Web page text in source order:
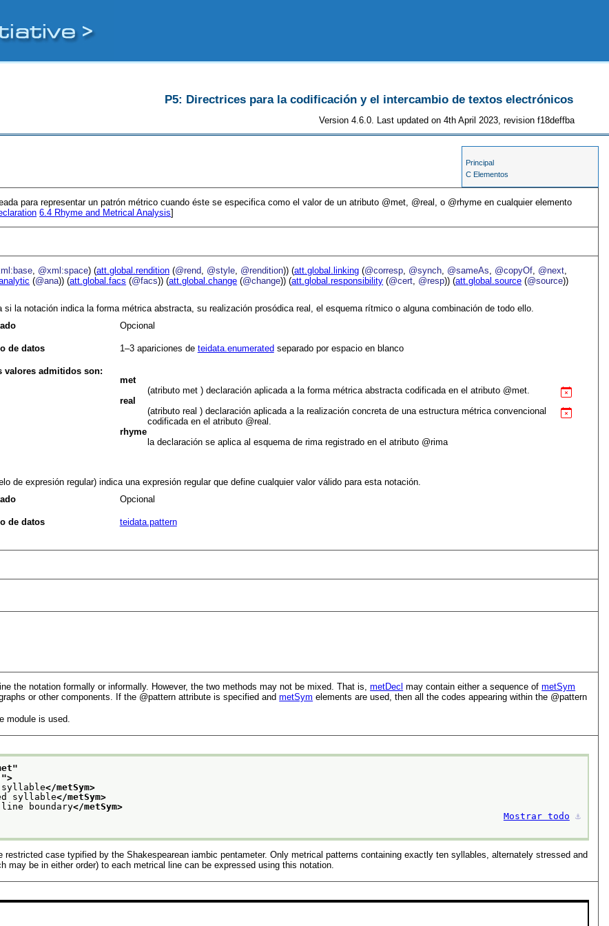
P5: Directrices para la codificación y el intercambio de textos electrónicos
Version 4.6.0. Last updated on 4th April 2023, revision f18deffba
Principal
C Elementos
para representar un patrón métrico cuando éste se especifica como el valor de un atributo met real , o rhyme en cualquier elemento
6.4 Rhyme and Metrical Analysis]
@xml:space) (att.global.rendition (@rend @style @rendition)) (att.global.linking (@corresp @synch @sameAs @copyOf @next
(@ana)) (att.global.facs (@facs)) (att.global.change (@change)) (att.global.responsibility (@cert @resp)) (att.global.source (@source))
si la notación indica la forma métrica abstracta, su realización prosódica real, el esquema rítmico o alguna combinación de todo ello.
Opcional
de datos 1–3 apariciones de teidata.enumerated separado por espacio en blanco
valores admitidos son:
met
(atributo met ) declaración aplicada a la forma métrica abstracta codificada en el atributo
met.
real
(atributo real ) declaración aplicada a la realización concreta de una estructura métrica convencional
codificada en el atributo
real
rhyme
la declaración se aplica al esquema de rima registrado en el atributo
rima
de expresión regular) indica una expresión regular que define cualquier valor válido para esta notación.
Opcional
de datos teidata.pattern
the notation formally or informally. However, the two methods may not be mixed. That is,metDecl may contain either a sequence ofmetSym
or other components. If the
pattern attribute is specified andmetSym elements are used, then all the codes appearing within the
pattern
module is used.
"
">
syllable</metSym>
syllable</metSym>
boundary</metSym>
Mostrar todo ⚓︎
restricted case typified by the Shakespearean iambic pentameter. Only metrical patterns containing exactly ten syllables, alternately stressed and
may be in either order) to each metrical line can be expressed using this notation.